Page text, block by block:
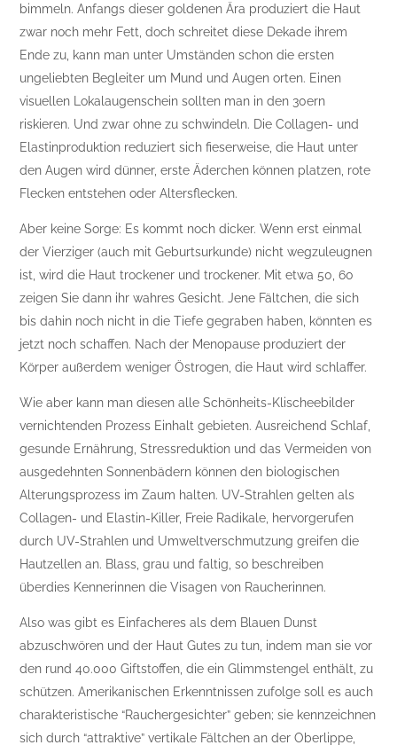
bimmeln. Anfangs dieser goldenen Ära produziert die Haut
zwar noch mehr Fett, doch schreitet diese Dekade ihrem
Ende zu, kann man unter Umständen schon die ersten
ungeliebten Begleiter um Mund und Augen orten. Einen
visuellen Lokalaugenschein sollten man in den 30ern
riskieren. Und zwar ohne zu schwindeln. Die Collagen- und
Elastinproduktion reduziert sich fieserweise, die Haut unter
den Augen wird dünner, erste Äderchen können platzen, rote
Flecken entstehen oder Altersflecken.
Aber keine Sorge: Es kommt noch dicker. Wenn erst einmal
der Vierziger (auch mit Geburtsurkunde) nicht wegzuleugnen
ist, wird die Haut trockener und trockener. Mit etwa 50, 60
zeigen Sie dann ihr wahres Gesicht. Jene Fältchen, die sich
bis dahin noch nicht in die Tiefe gegraben haben, könnten es
jetzt noch schaffen. Nach der Menopause produziert der
Körper außerdem weniger Östrogen, die Haut wird schlaffer.
Wie aber kann man diesen alle Schönheits-Klischeebilder
vernichtenden Prozess Einhalt gebieten. Ausreichend Schlaf,
gesunde Ernährung, Stressreduktion und das Vermeiden von
ausgedehnten Sonnenbädern können den biologischen
Alterungsprozess im Zaum halten. UV-Strahlen gelten als
Collagen- und Elastin-Killer, Freie Radikale, hervorgerufen
durch UV-Strahlen und Umweltverschmutzung greifen die
Hautzellen an. Blass, grau und faltig, so beschreiben
überdies Kennerinnen die Visagen von Raucherinnen.
Also was gibt es Einfacheres als dem Blauen Dunst
abzuschwören und der Haut Gutes zu tun, indem man sie vor
den rund 40.000 Giftstoffen, die ein Glimmstengel enthält, zu
schützen. Amerikanischen Erkenntnissen zufolge soll es auch
charakteristische “Rauchergesichter” geben; sie kennzeichnen
sich durch “attraktive” vertikale Fältchen an der Oberlippe,